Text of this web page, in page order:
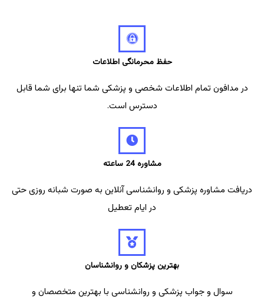
حفظ محرمانگی اطلاعات
در مدافون تمام اطلاعات شخصی و پزشکی شما تنها برای شما قابل
دسترس است.
مشاوره 24 ساعته
دریافت مشاوره پزشکی و روانشناسی آنلاین به صورت شبانه روزی حتی
در ایام تعطیل
بهترین پزشکان و روانشناسان
سوال و جواب پزشکی و روانشناسی با بهترین متخصصان و